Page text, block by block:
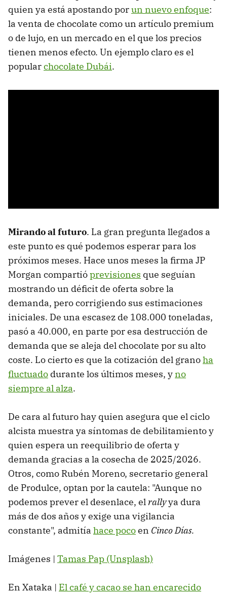
quien ya está apostando porun nuevo enfoque:
la venta de chocolate como un artículo premium
o de lujo, en un mercado en el que los precios
tienen menos efecto. Un ejemplo claro es el
popularchocolate Dubái.
Mirando al futuro. La gran pregunta llegados a
este punto es qué podemos esperar para los
próximos meses. Hace unos meses la firma JP
Morgan compartióprevisiones que seguían
mostrando un déficit de oferta sobre la
demanda, pero corrigiendo sus estimaciones
iniciales. De una escasez de 108.000 toneladas,
pasó a 40.000, en parte por esa destrucción de
demanda que se aleja del chocolate por su alto
coste. Lo cierto es que la cotización del granoha
fluctuado durante los últimos meses, yno
siempre al alza.
De cara al futuro hay quien asegura que el ciclo
alcista muestra ya síntomas de debilitamiento y
quien espera un reequilibrio de oferta y
demanda gracias a la cosecha de 2025/2026.
Otros, como Rubén Moreno, secretario general
de Produlce, optan por la cautela: "Aunque no
podemos prever el desenlace, elrallyya dura
más de dos años y exige una vigilancia
constante", admitía hace pocoen Cinco Días.
Imágenes | Tamas Pap (Unsplash)
En Xataka | El café y cacao se han encarecido